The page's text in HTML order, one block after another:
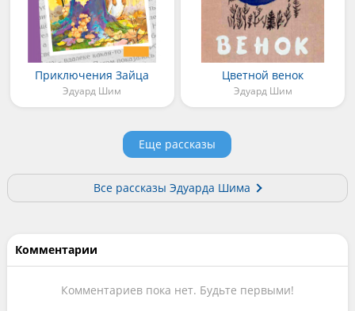
Приключения Зайца
Эдуард Шим
Цветной венок
Эдуард Шим
Еще рассказы
Все рассказы Эдуарда Шима
Комментарии
Комментариев пока нет. Будьте первыми!